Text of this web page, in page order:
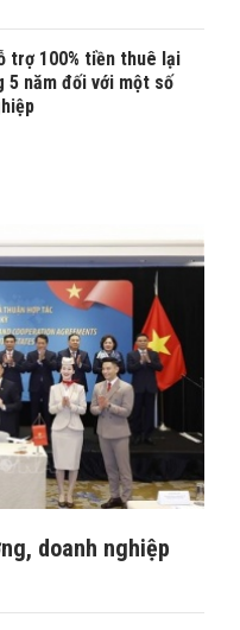
trợ 100% tiền thuê lại
năm đối với một số
doanh nghiệp